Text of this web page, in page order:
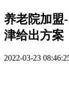
养老院加盟
津给出方案
2022-03-23